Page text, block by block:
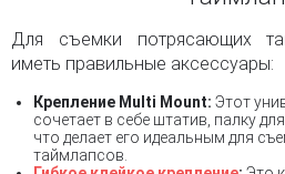
Для съемки потрясающих
иметь правильные аксессуары:
Крепление Multi Mount: Этот
сочетает в себе штатив, палку
что делает его идеальным для
таймлапсов.